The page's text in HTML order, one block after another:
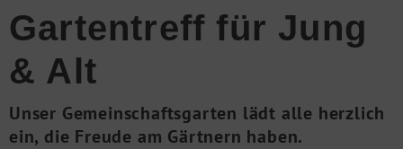
Gartentreff für Jung
& Alt
Unser Gemeinschaftsgarten lädt alle herzlich
ein, die Freude am Gärtnern haben.